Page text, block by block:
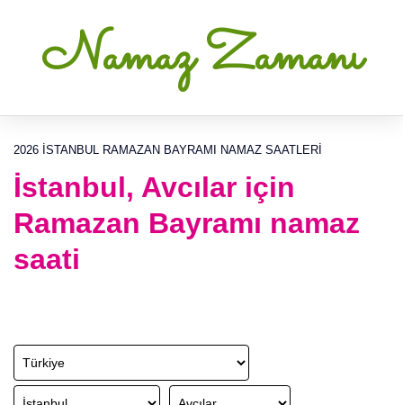
Namaz Zamanı
2026 İSTANBUL RAMAZAN BAYRAMI NAMAZ SAATLERI
İstanbul, Avcılar için
Ramazan Bayramı namaz
saati